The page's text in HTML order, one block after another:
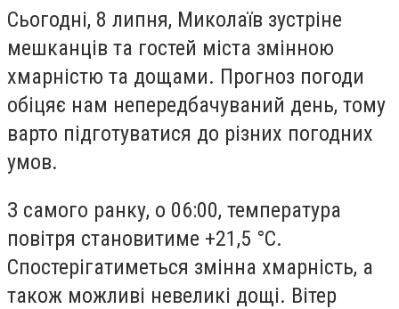
Сьогодні, 8 липня, Миколаїв зустріне
мешканців та гостей міста змінною
хмарністю та дощами. Прогноз погоди
обіцяє нам непередбачуваний день, тому
варто підготуватися до різних погодних
умов.
З самого ранку, о 06:00, температура
повітря становитиме +21,5 °С.
Спостерігатиметься змінна хмарність, а
також можливі невеликі дощі. Вітер